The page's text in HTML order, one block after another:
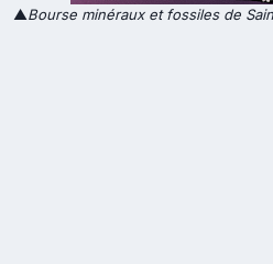
▲Bourse minéraux et fossiles de